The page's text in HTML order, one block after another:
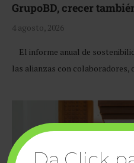
GrupoBD, crecer
4 agosto, 2026
El informe anual de
las alianzas con colaboradores,